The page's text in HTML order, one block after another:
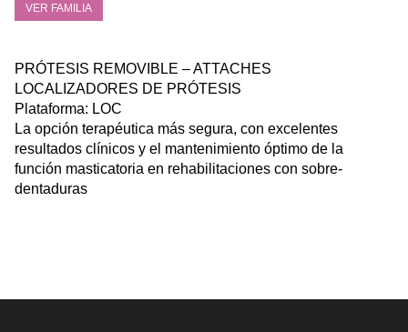
VER FAMILIA
PRÓTESIS REMOVIBLE – ATTACHES
LOCALIZADORES DE PRÓTESIS
Plataforma: LOC
La opción terapéutica más segura, con excelentes
resultados clínicos y el mantenimiento óptimo de la
función masticatoria en rehabilitaciones con sobre-
dentaduras